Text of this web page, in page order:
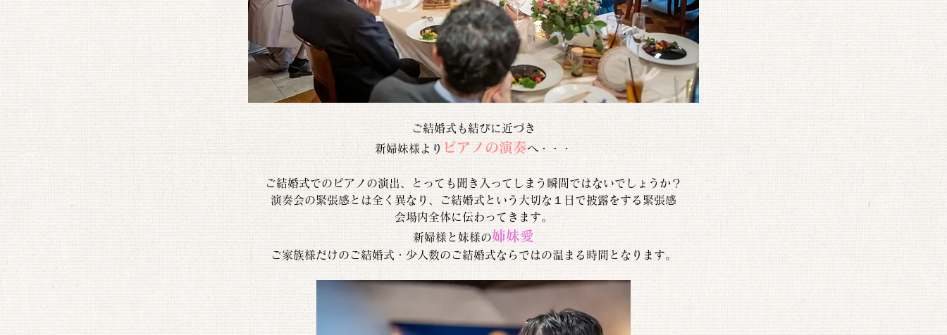
ご結婚式も結びに近づき
新婦妹様より ピアノの演奏へ・・・
ご結婚式でのピアノの演出、とっても聞き入ってしまう瞬間ではないでしょうか？
演奏会の緊張感とは全く異なり、ご結婚式という大切な１日で披露をする緊張感
会場内全体に伝わってきます。
新婦様と妹様の姉妹愛
ご家族様だけのご結婚式・少人数のご結婚式ならではの温まる時間となります。